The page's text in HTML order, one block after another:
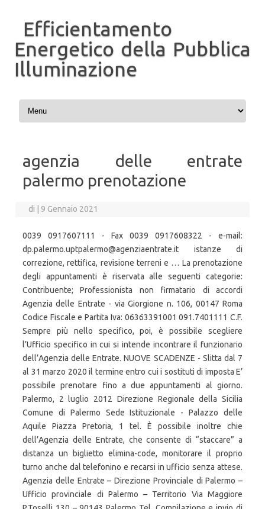
Efficientamento
Energetico della Pubblica
Illuminazione
Vai al contenuto
agenzia delle entrate
palermo prenotazione
di 9 Gennaio 2021
0039 0917607111 - Fax 0039 0917608322 - e-mail:
dp.palermo.uptpalermo@agenziaentrate.it istanze di
correzione, rettifica, revisione terreni e … La prenotazione
degli appuntamenti è riservata alle seguenti categorie:
Contribuente; Professionista non firmatario di accordi
Agenzia delle Entrate - via Giorgione n. 106, 00147 Roma
Codice Fiscale e Partita Iva: 06363391001 091.7401111 C.F.
Sempre più nello specifico, poi, è possibile scegliere
l’Ufficio specifico in cui si intende incontrare il funzionario
dell’Agenzia delle Entrate. NUOVE SCADENZE - Slitta dal 7
al 31 marzo 2020 il termine entro cui i sostituti di imposta E’
possibile prenotare fino a due appuntamenti al giorno.
Palermo, 2 luglio 2012 Direzione Regionale della Sicilia
Comune di Palermo Sede Istituzionale - Palazzo delle
Aquile Piazza Pretoria, 1 tel. È possibile inoltre chie
dell’Agenzia delle Entrate, che consente di “staccare” a
distanza un biglietto elimina-code, monitorare il proprio
turno anche dal telefonino e recarsi in ufficio senza attese.
Agenzia delle Entrate – Direzione Provinciale di Palermo –
Ufficio provinciale di Palermo – Territorio Via Maggiore